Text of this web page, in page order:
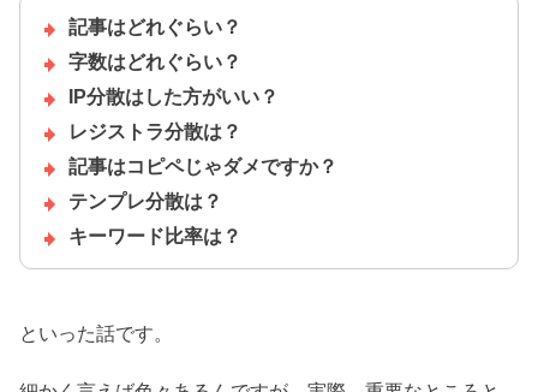
記事はどれぐらい？
字数はどれぐらい？
IP分散はした方がいい？
レジストラ分散は？
記事はコピペじゃダメですか？
テンプレ分散は？
キーワード比率は？
といった話です。